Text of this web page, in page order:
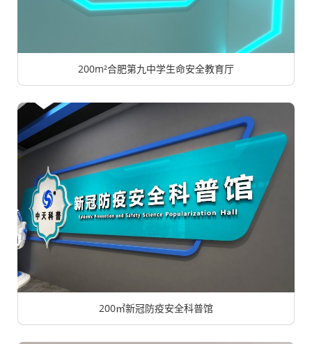
200m²合肥第九中学生命安全教育厅
200㎡新冠防疫安全科普馆